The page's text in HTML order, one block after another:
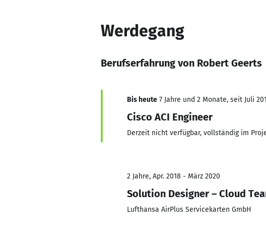
Werdegang
Berufserfahrung von Robert Geerts
Bis heute 7 Jahre und 2 Monate, seit Juli
Cisco ACI Engineer
Derzeit nicht verfügbar, vollständig im
2 Jahre, Apr. 2018 - März 2020
Solution Designer – Cloud
Lufthansa AirPlus Servicekarten GmbH